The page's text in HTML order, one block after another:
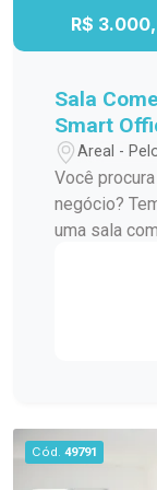
R$
Sala
Smart
Areal -
Você
negócio? Temos
uma sala
com três
Sala de
Reuniões,
comercial é
Cód. 49791